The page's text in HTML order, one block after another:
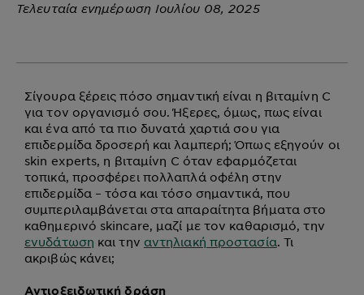
Τελευταία ενημέρωση Ιουλίου 08, 2025
Σίγουρα ξέρεις πόσο σημαντική είναι η βιταμίνη C
για τον οργανισμό σου. Ήξερες, όμως, πως είναι
και ένα από τα πιο δυνατά χαρτιά σου για
επιδερμίδα δροσερή και λαμπερή; Όπως εξηγούν οι
skin experts, η βιταμίνη C όταν εφαρμόζεται
τοπικά, προσφέρει πολλαπλά οφέλη στην
επιδερμίδα – τόσα και τόσο σημαντικά, που
συμπεριλαμβάνεται στα απαραίτητα βήματα στο
καθημερινό skincare, μαζί με τον καθαρισμό, την
ενυδάτωση και την αντηλιακή προστασία. Τι
ακριβώς κάνει;
Αντιοξειδωτική δράση